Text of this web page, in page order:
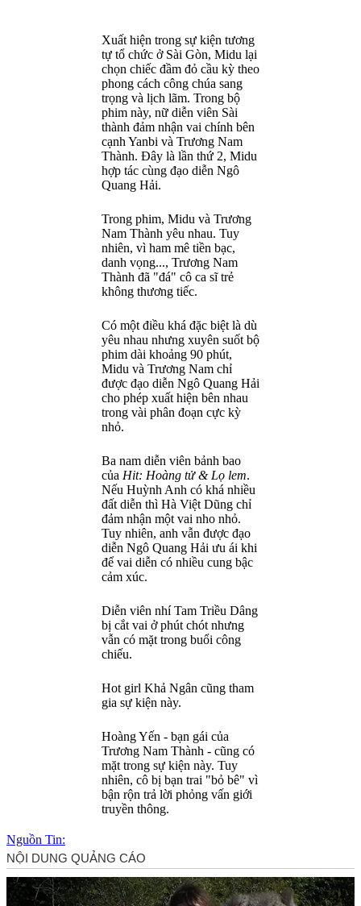
Xuất hiện trong sự kiện tương
tự tổ chức ở Sài Gòn, Midu lại
chọn chiếc đầm đỏ cầu kỳ theo
phong cách công chúa sang
trọng và lịch lãm. Trong bộ
phim này, nữ diễn viên Sài
thành đảm nhận vai chính bên
cạnh Yanbi và Trương Nam
Thành. Đây là lần thứ 2, Midu
hợp tác cùng đạo diễn Ngô
Quang Hải.
Trong phim, Midu và Trương
Nam Thành yêu nhau. Tuy
nhiên, vì ham mê tiền bạc,
danh vọng..., Trương Nam
Thành đã "đá" cô ca sĩ trẻ
không thương tiếc.
Có một điều khá đặc biệt là dù
yêu nhau nhưng xuyên suốt bộ
phim dài khoảng 90 phút,
Midu và Trương Nam chỉ
được đạo diễn Ngô Quang Hải
cho phép xuất hiện bên nhau
trong vài phân đoạn cực kỳ
nhỏ.
Ba nam diễn viên bảnh bao
của Hit: Hoàng tử & Lọ lem.
Nếu Huỳnh Anh có khá nhiều
đất diễn thì Hà Việt Dũng chỉ
đảm nhận một vai nho nhỏ.
Tuy nhiên, anh vẫn được đạo
diễn Ngô Quang Hải ưu ái khi
để vai diễn có nhiều cung bậc
cảm xúc.
Diễn viên nhí Tam Triều Dâng
bị cắt vai ở phút chót nhưng
vẫn có mặt trong buổi công
chiếu.
Hot girl Khả Ngân cũng tham
gia sự kiện này.
Hoàng Yến - bạn gái của
Trương Nam Thành - cũng có
mặt trong sự kiện này. Tuy
nhiên, cô bị bạn trai "bỏ bê" vì
bận rộn trả lời phỏng vấn giới
truyền thông.
Nguồn Tin: